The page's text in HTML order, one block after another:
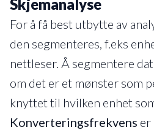
Skjemanalyse
For å få best utbytte av
den segmenteres, f.eks
nettleser. Å segmentere
om det er et mønster som
knyttet til hvilken enhet
Konverteringsfrekvens er